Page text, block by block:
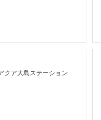
クア大島ステーション